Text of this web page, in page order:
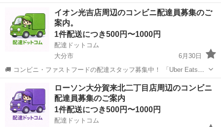
や「出前館」のように、配達専用アプリを使ってお仕事するスタイル
です。 オファー内容を見てから、受けるかどうかを自由に選べます！
✅ 業務内容...
配送 ジョイフル
イオン光吉店周辺のコンビニ配達員募集のご
案内。
1件配送につき500円〜1000円
配達ドットコム
大分市
6月30日
🚚 コンビニ・ファストフードの配達スタッフ募集中！ 「Uber Eats」
や「出前館」のように、配達専用アプリを使ってお仕事するスタイル
です。 オファー内容を見てから、受けるかどうかを自由に選べます！
✅ 業務内容...
イオン
ローソン大分賀来北二丁目店周辺のコンビニ
配達員募集のご案内
1件配送につき500円〜1000円
配達ドットコム